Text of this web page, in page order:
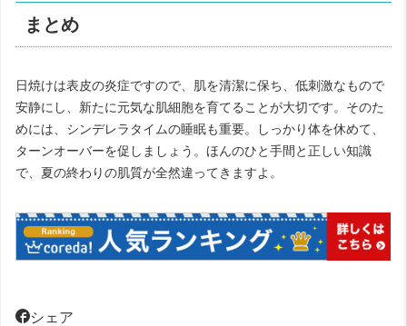
まとめ
日焼けは表皮の炎症ですので、肌を清潔に保ち、低刺激なもので
安静にし、新たに元気な肌細胞を育てることが大切です。そのた
めには、シンデレラタイムの睡眠も重要。しっかり体を休めて、
ターンオーバーを促しましょう。ほんのひと手間と正しい知識
で、夏の終わりの肌質が全然違ってきますよ。
シェア